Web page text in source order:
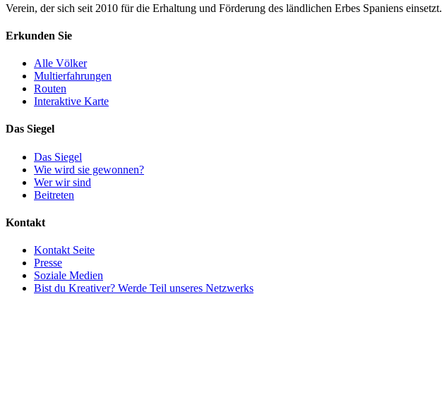
Verein, der sich seit 2010 für die Erhaltung und Förderung des ländlichen Erbes Spaniens einsetzt.
Erkunden Sie
Alle Völker
Multierfahrungen
Routen
Interaktive Karte
Das Siegel
Das Siegel
Wie wird sie gewonnen?
Wer wir sind
Beitreten
Kontakt
Kontakt Seite
Presse
Soziale Medien
Bist du Kreativer? Werde Teil unseres Netzwerks